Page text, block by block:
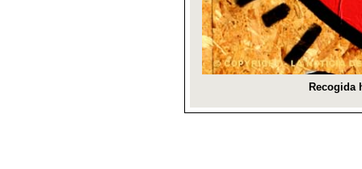
Recogida